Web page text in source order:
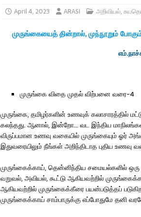
April 4, 2023 ARASI அறிவியல்,
முருங்கையைத் தின்றால், முந்நூறும்
முருங்கை விதை முதல் விற்பனை வரை-4
முருங்கை, தமிழர்களின் உணவுக் கலாசாரத்தில்
கலந்தது. ஆனால், இன்றோ… வட இந்திய மாநிலங்கள்
விருப்பமான உணவு வகையில் முருங்கையும் ஓர்
இதுவரையிலும் நீங்கள் அறிந்திடாத புதிய
முருங்கைக்காய், தென்னிந்திய சமையல்களில் ஒரு
வறுவல், அவியல், கூட்டு ஆகியவற்றில்
ஆகியவற்றில் முருங்கைக்கீரை பயன்படுத்தப்
முருங்கைக்காய் சாம்பாருக்கு எப்போதுமே தனி